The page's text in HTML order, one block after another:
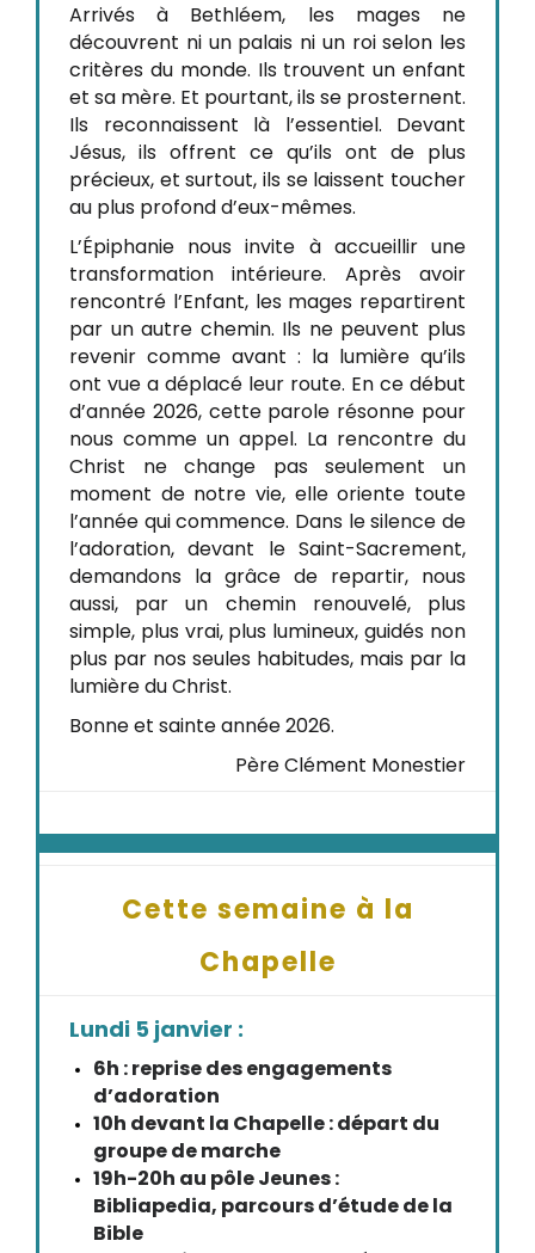
Arrivés à Bethléem, les mages ne
découvrent ni un palais ni un roi selon les
critères du monde. Ils trouvent un enfant
et sa mère. Et pourtant, ils se prosternent.
Ils reconnaissent là l’essentiel. Devant
Jésus, ils offrent ce qu’ils ont de plus
précieux, et surtout, ils se laissent toucher
au plus profond d’eux-mêmes.
L’Épiphanie nous invite à accueillir une
transformation intérieure. Après avoir
rencontré l’Enfant, les mages repartirent
par un autre chemin. Ils ne peuvent plus
revenir comme avant : la lumière qu’ils
ont vue a déplacé leur route. En ce début
d’année 2026, cette parole résonne pour
nous comme un appel. La rencontre du
Christ ne change pas seulement un
moment de notre vie, elle oriente toute
l’année qui commence. Dans le silence de
l’adoration, devant le Saint-Sacrement,
demandons la grâce de repartir, nous
aussi, par un chemin renouvelé, plus
simple, plus vrai, plus lumineux, guidés non
plus par nos seules habitudes, mais par la
lumière du Christ.
Bonne et sainte année 2026.
Père Clément Monestier
Cette semaine à la
Chapelle
Lundi 5 janvier :
6h : reprise des engagements
d’adoration
10h devant la Chapelle : départ du
groupe de marche
19h-20h au pôle Jeunes :
Bibliapedia, parcours d’étude de la
Bible